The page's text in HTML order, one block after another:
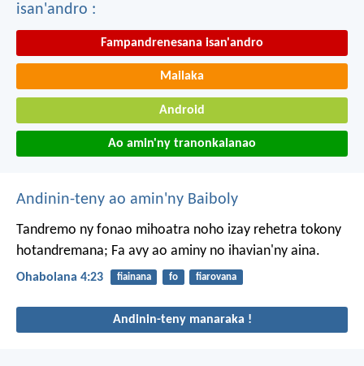
isan'andro :
Fampandrenesana isan'andro
Mailaka
Android
Ao amin'ny tranonkalanao
Andinin-teny ao amin'ny Baiboly
Tandremo ny fonao mihoatra noho izay rehetra tokony
hotandremana; Fa avy ao aminy no ihavian'ny aina.
Ohabolana 4:23 fiainana fo fiarovana
Andinin-teny manaraka !